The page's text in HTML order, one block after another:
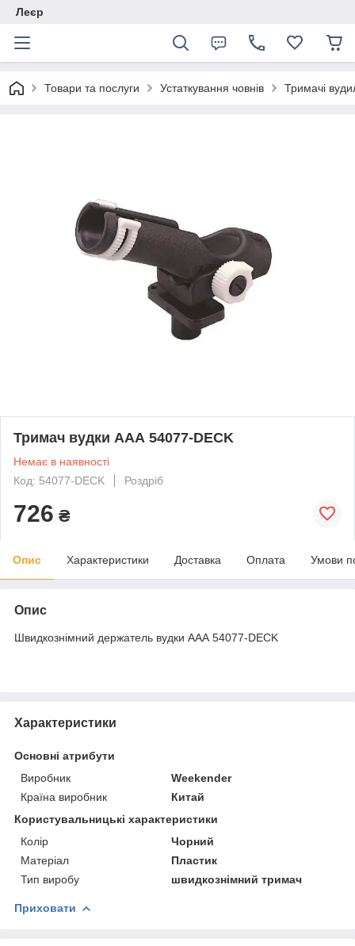
Леєр
Товари та послуги Устаткування човнів Тримачі
Тримач вудки ААА 54077-DECK
Немає в наявності
Код: 54077-DECK
Роздріб
726 ₴
Опис Характеристики Доставка Оплата Умови
Опис
Швидкознімний держатель вудки ААА 54077-DECK
Характеристики
Основні атрибути
Виробник
Weekender
Країна виробник
Китай
Користувальницькі характеристики
Колір
Чорний
Матеріал
Пластик
Тип виробу
швидкознімний тримач
Приховати